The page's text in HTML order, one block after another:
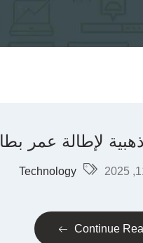
لإطالة عمر
Technology
Continue